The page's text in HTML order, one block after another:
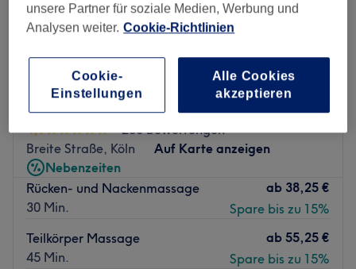
Kanomassage
4,9
236 Bewertungen
Breite Straße, Köln
Auf Karte anzeigen
Nebenzeiten
Rücken- und Nackenmassage
30 Min.
ab 38,25 €
Spare bis zu 15%
Teilkörper Massage
45 Min.
ab 55,25 €
Spare bis zu 15%
unsere Partner für soziale Medien, Werbung und
Analysen weiter. Cookie-Richtlinien
Cookie-
Einstellungen
Alle Cookies
akzeptieren